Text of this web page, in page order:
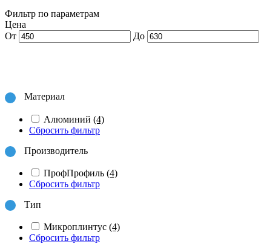
Фильтр по параметрам
Цена
От
До
Материал
Алюминий (4)
Сбросить фильтр
Производитель
ПрофПрофиль (4)
Сбросить фильтр
Тип
Микроплинтус (4)
Сбросить фильтр